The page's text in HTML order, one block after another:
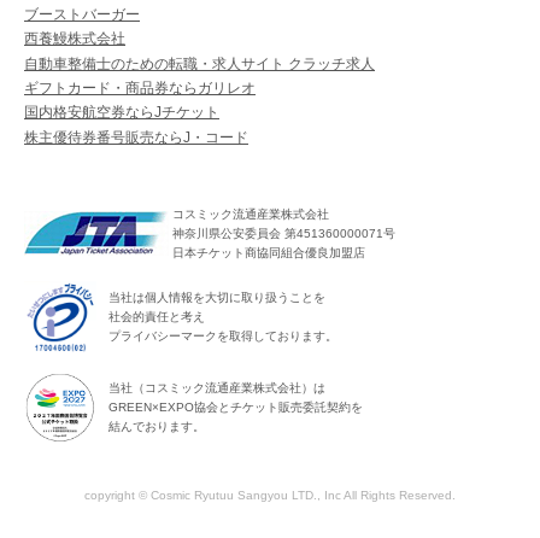
ブーストバーガー
西養鰻株式会社
自動車整備士のための転職・求人サイト クラッチ求人
ギフトカード・商品券ならガリレオ
国内格安航空券ならJチケット
株主優待券番号販売ならJ・コード
コスミック流通産業株式会社
神奈川県公安委員会 第451360000071号
日本チケット商協同組合優良加盟店
当社は個人情報を大切に取り扱うことを
社会的責任と考え
プライバシーマークを取得しております。
当社（コスミック流通産業株式会社）は
GREEN×EXPO協会とチケット販売委託契約を
結んでおります。
copyright © Cosmic Ryutuu Sangyou LTD., Inc All Rights Reserved.